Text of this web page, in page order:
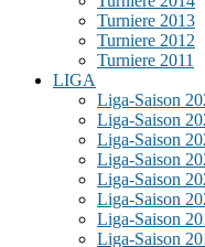
Turniere 2013
Turniere 2012
Turniere 2011
LIGA
Liga-Saison
Liga-Saison
Liga-Saison
Liga-Saison
Liga-Saison
Liga-Saison
Liga-Saison
Liga-Saison